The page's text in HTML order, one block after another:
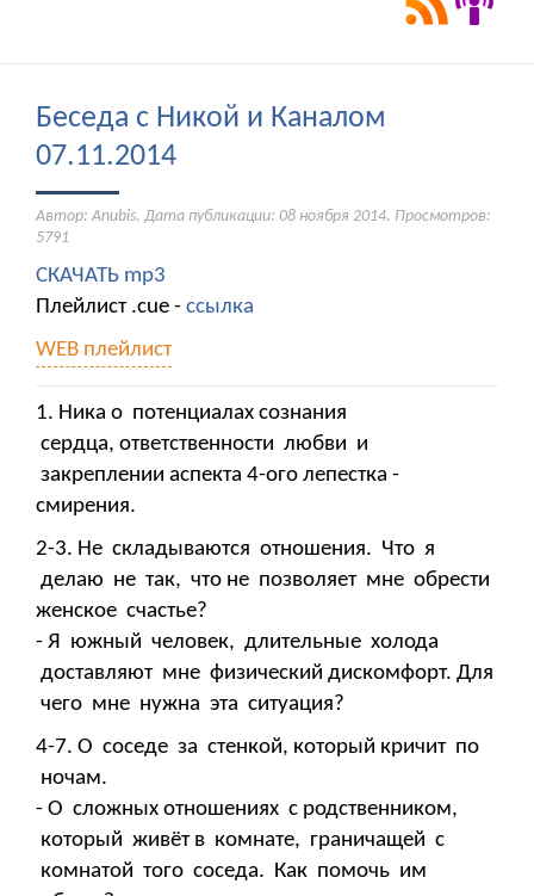
Беседа с Никой и Каналом
07.11.2014
Автор: Anubis. Дата публикации: 08 ноября 2014. Просмотров:
5791
СКАЧАТЬ mp3
Плейлист .cue - ссылка
WEB плейлист
1. Ника о потенциалах сознания
сердца, ответственности любви и
закреплении аспекта 4-ого лепестка -
смирения.
2-3. Не складываются отношения. Что я
делаю не так, что не позволяет мне обрести
женское счастье?
- Я южный человек, длительные холода
доставляют мне физический дискомфорт. Для
чего мне нужна эта ситуация?
4-7. О соседе за стенкой, который кричит по
ночам.
- О сложных отношениях с родственником,
который живёт в комнате, граничащей с
комнатой того соседа. Как помочь им